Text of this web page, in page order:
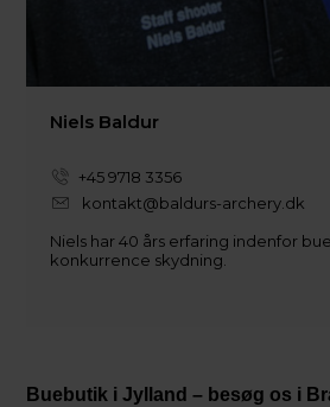
Niels Baldur
+45 9718 3356
kontakt@baldurs-archery.dk
Niels har 40 års erfaring indenfor
konkurrence skydning.
Buebutik i Jylland – besøg os i